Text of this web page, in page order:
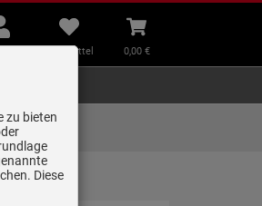
Merkzettel
aufklappen
Merkzettel
Warenkorb
aufklappen
0,00 €
zum
zu bieten
Diese